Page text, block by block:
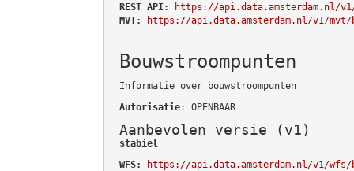
REST API:
https://api.data.amsterdam.nl/
MVT:
https://api.data.amsterdam.nl/v1/mvt/
Bouwstroompunten
Informatie over bouwstroompunten
Autorisatie: OPENBAAR
Aanbevolen versie (v1)
stabiel
WFS:
https://api.data.amsterdam.nl/v1/wfs/